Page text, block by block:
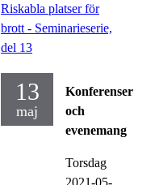
Riskabla platser för
brott - Seminarieserie,
del 13
13
maj
Konferenser
och
evenemang
Torsdag
2021-05-